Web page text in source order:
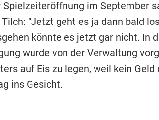
im September
"Jetzt geht es ja dann bald
könnte es jetzt gar nicht. In
wurde von der Verwaltung
auf Eis zu legen, weil kein Geld
ins Gesicht.